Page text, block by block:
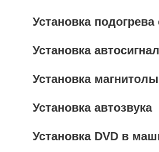
Установка подогрева
Установка
Установка магнитолы
Установка автозвука
Установка DVD в